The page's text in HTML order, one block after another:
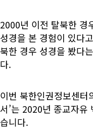
2000년 이전 탈북한 경
성경을 본 경험이 있다
북한 경우 성경을 봤다
다.
이번 북한인권정보센터
서’는 2020년 종교자유
습니다.